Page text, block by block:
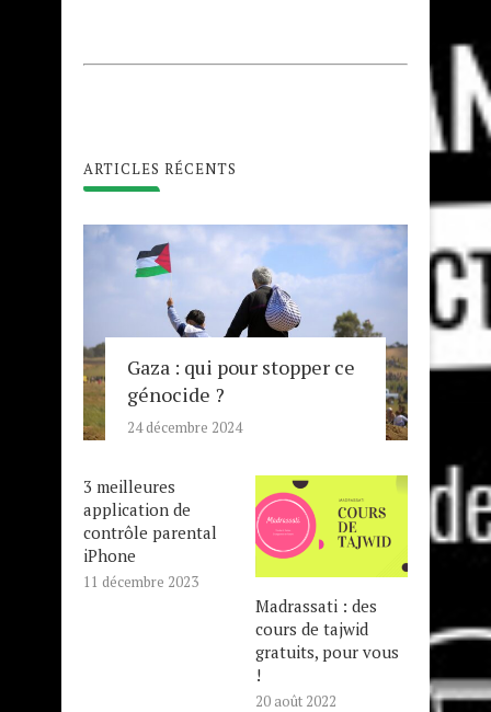
ARTICLES RÉCENTS
Gaza : qui pour stopper ce
génocide ?
24 décembre 2024
3 meilleures
application de
contrôle parental
iPhone
11 décembre 2023
Madrassati : des
cours de tajwid
gratuits, pour vous
!
20 août 2022